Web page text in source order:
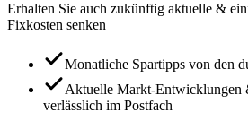
Erhalten Sie auch zukünftig aktuelle &
Fixkosten senken
Monatliche Spartipps von den
Aktuelle Markt-Entwicklungen
verlässlich im Postfach